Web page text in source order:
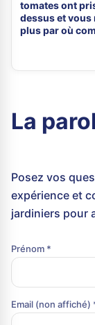
tomates ont
dessus et vous
plus par où
La
Posez vos
expérience et
jardiniers pour
Prénom *
Email (non affiché)